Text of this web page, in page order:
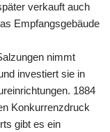
verkauft auch
Empfangsgebäude
nimmt
investiert sie in
1884
Konkurrenzdruck
gibt es ein